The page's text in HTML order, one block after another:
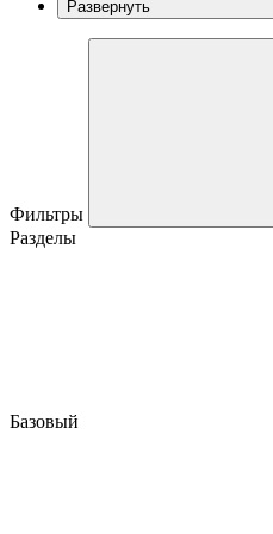
Развернуть
Фильтры
Разделы
Базовый